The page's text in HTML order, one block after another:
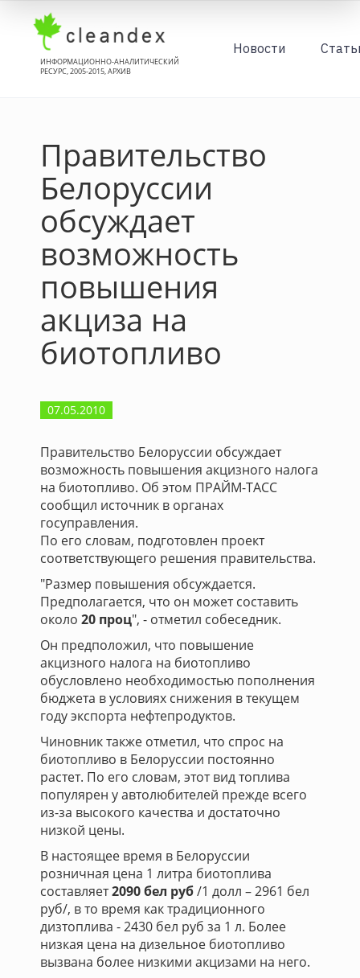
ИНФОРМАЦИОННО-АНАЛИТИЧЕСКИЙ
РЕСУРС, 2005-2015, АРХИВ
Новости
Правительство
Белоруссии
обсуждает
возможность
повышения
акциза на
биотопливо
07.05.2010
Правительство Белоруссии обсуждает
возможность повышения акцизного налога
на биотопливо. Об этом ПРАЙМ-ТАСС
сообщил источник в органах
госуправления.
По его словам, подготовлен проект
соответствующего решения правительства.
"Размер повышения обсуждается.
Предполагается, что он может составить
около 20 проц", - отметил собеседник.
Он предположил, что повышение
акцизного налога на биотопливо
обусловлено необходимостью пополнения
бюджета в условиях снижения в текущем
году экспорта нефтепродуктов.
Чиновник также отметил, что спрос на
биотопливо в Белоруссии постоянно
растет. По его словам, этот вид топлива
популярен у автолюбителей прежде всего
из-за высокого качества и достаточно
низкой цены.
В настоящее время в Белоруссии
розничная цена 1 литра биотоплива
составляет2090 бел руб/1 долл – 2961 бел
руб/, в то время как традиционного
дизтоплива - 2430 бел руб за 1 л. Более
низкая цена на дизельное биотопливо
вызвана более низкими акцизами на него.